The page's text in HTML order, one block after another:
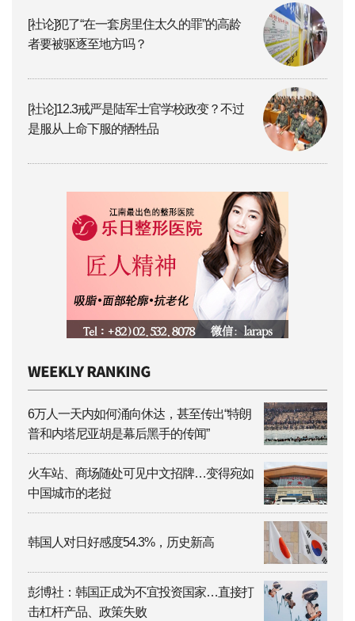
[社论]犯了“在一套房里住太久的罪”的高龄
者要被驱逐至地方吗？
[社论]12.3戒严是陆军士官学校政变？不过
是服从上命下服的牺牲品
6万人一天内如何涌向休达，甚至传出“特朗
普和内塔尼亚胡是幕后黑手的传闻”
火车站、商场随处可见中文招牌…变得宛如
中国城市的老挝
韩国人对日好感度54.3%，历史新高
彭博社：韩国正成为不宜投资国家…直接打
击杠杆产品、政策失败